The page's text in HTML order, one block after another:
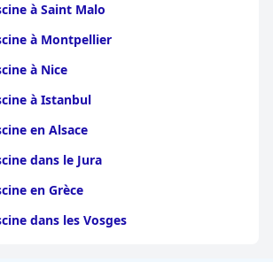
à Saint Malo
à Montpellier
à Nice
à Istanbul
en Alsace
dans le Jura
en Grèce
dans les Vosges